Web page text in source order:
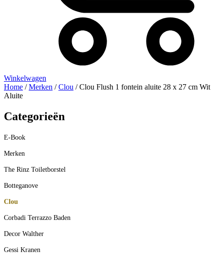
Winkelwagen
Home /Merken /Clou / Clou Flush 1 fontein aluite 28 x 27 cm Wit
Aluite
Categorieën
E-Book
Merken
The Rinz Toiletborstel
Botteganove
Clou
Corbadi Terrazzo Baden
Decor Walther
Gessi Kranen